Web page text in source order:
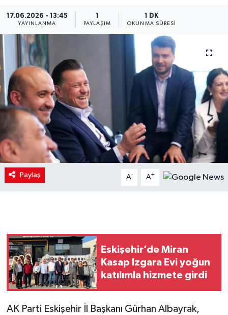
17.06.2026 - 13:45
YAYINLANMA PAYLAŞIM
1 DK
OKUNMA SÜRESI
Paylaş A- A+
Eskişehir’de Miran
Kasap Izgara Evi yoğun
katılımla hizmete girdi
AK Parti Eskişehir İl Başkanı Gürhan Albayrak,